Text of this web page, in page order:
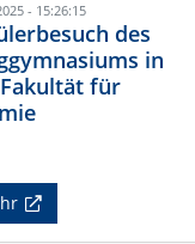
- 15:26:15
des
in
für